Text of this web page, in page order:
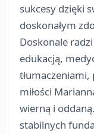
sukcesy dzięki
doskonałym
Doskonale
edukacją,
miłości
wierną i
stabilnych